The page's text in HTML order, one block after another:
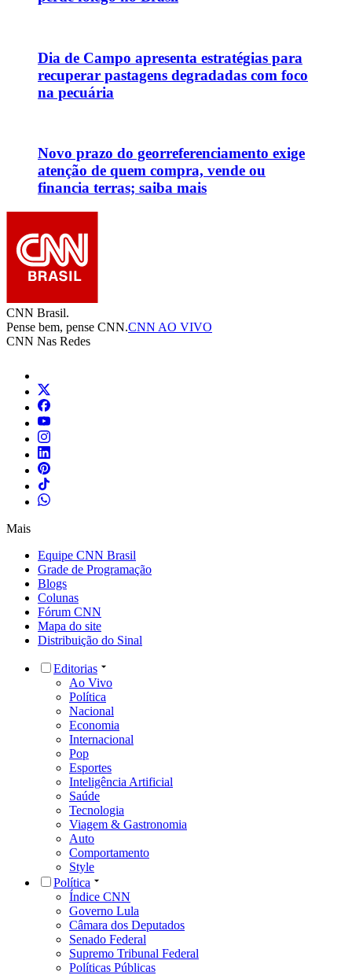
Dia de Campo apresenta estratégias para
recuperar pastagens degradadas com foco
na pecuária
Novo prazo do georreferenciamento exige
atenção de quem compra, vende ou
financia terras; saiba mais
CNN Brasil.
Pense bem, pense CNN.CNN AO VIVO
CNN Nas Redes
Mais
Equipe CNN Brasil
Grade de Programação
Blogs
Colunas
Fórum CNN
Mapa do site
Distribuição do Sinal
Editorias
Ao Vivo
Política
Nacional
Economia
Internacional
Pop
Esportes
Inteligência Artificial
Saúde
Tecnologia
Viagem & Gastronomia
Auto
Comportamento
Style
Política
Índice CNN
Governo Lula
Câmara dos Deputados
Senado Federal
Supremo Tribunal Federal
Políticas Públicas